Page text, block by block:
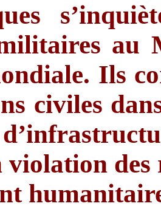
au
Ils
civiles
violation